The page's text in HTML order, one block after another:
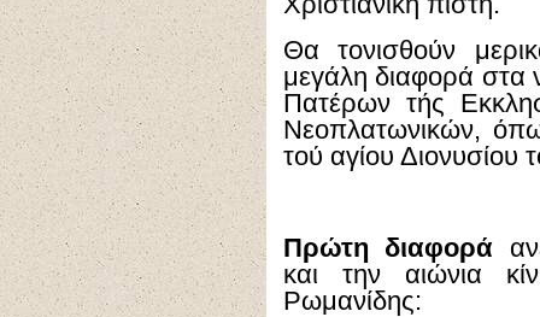
Θα τονισθούν
μεγάλη διαφορά στα
Πατέρων τής
Νεοπλατωνικών,
τού αγίου Διονυσίου
Πρώτη διαφορά
και την αιώνια
Ρωμανίδης: